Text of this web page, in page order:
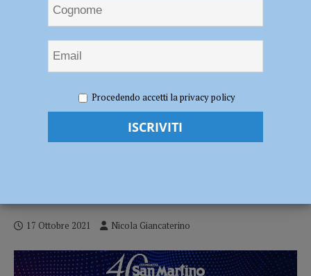
supera il Fiorenzuola 1-0, ritorno amaro al “Rocco” per Tabbiani:
“Gara giocata male” – AUDIO
La Triestina supera il Fiorenzuola 1-0,
17 Ottobre 2021 Nicola Giancaterino
Procedendo accetti la privacy policy